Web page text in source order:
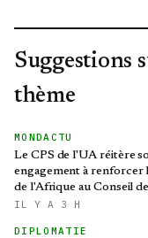
Suggestions
thème
MONDACTU
Le CPS de l'UA réitère
engagement à renforcer
de l'Afrique au Conseil
sécurité des Nations
IL Y A 3 H
DIPLOMATIE